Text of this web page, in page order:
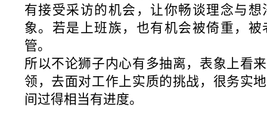
有接受采访的机会，让你畅谈理念与
象。若是上班族，也有机会被倚重，
管。
所以不论狮子内心有多抽离，表象上看
领，去面对工作上实质的挑战，很务实
间过得相当有进度。